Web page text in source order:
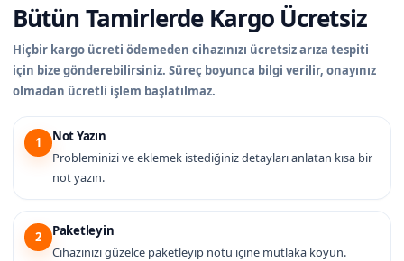
Bütün Tamirlerde Kargo Ücretsiz
Hiçbir kargo ücreti ödemeden cihazınızı ücretsiz arıza tespiti
için bize gönderebilirsiniz. Süreç boyunca bilgi verilir, onayınız
olmadan ücretli işlem başlatılmaz.
1
Not Yazın
Probleminizi ve eklemek istediğiniz detayları anlatan kısa bir
not yazın.
2
Paketleyin
Cihazınızı güzelce paketleyip notu içine mutlaka koyun.